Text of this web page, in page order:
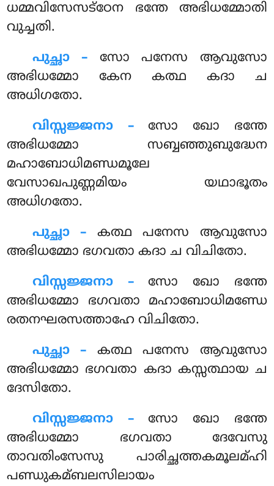
ധമ്മവിസേസട്ഠേന ഭന്തേ അഭിധമ്മോതി
വുച്ചതി.
പുച്ഛാ – സോപനേസ ആവുസോ
അഭിധമ്മോ കേന കത്ഥ കദാ ച
അധിഗതോ.
വിസ്സജ്ജനാ –സോ ഖോ ഭന്തേ
അഭിധമ്മോ സബ്ബഞ്ഞുബുദ്ധേന
മഹാബോധിമണ്ഡമൂലേ
വേസാഖപുണ്ണമിയം യഥാഭൂതം
അധിഗതോ.
പുച്ഛാ – കത്ഥ പനേസ ആവുസോ
അഭിധമ്മോ ഭഗവതാ കദാ ച വിചിതോ.
വിസ്സജ്ജനാ –സോ ഖോ ഭന്തേ
അഭിധമ്മോ ഭഗവതാ മഹാബോധിമണ്ഡേ
രതനഘരസത്താഹേ വിചിതോ.
പുച്ഛാ – കത്ഥപനേസ ആവുസോ
അഭിധമ്മോ ഭഗവതാ കദാ കസ്സത്ഥായ ച
ദേസിതോ.
വിസ്സജ്ജനാ –സോ ഖോ ഭന്തേ
അഭിധമ്മോ ഭഗവതാ ദേവേസു
താവതിംസേസു പാരിച്ഛത്തകമൂലമ്ഹി
പണ്ഡുകമ്ബലസിലായം